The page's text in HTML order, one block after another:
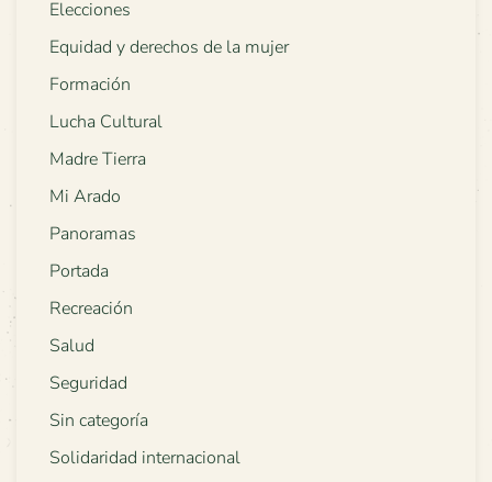
Elecciones
Equidad y derechos de la mujer
Formación
Lucha Cultural
Madre Tierra
Mi Arado
Panoramas
Portada
Recreación
Salud
Seguridad
Sin categoría
Solidaridad internacional